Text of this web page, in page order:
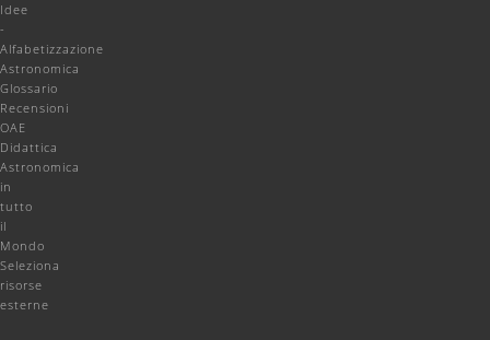
Idee
-
Alfabetizzazione
Astronomica
Glossario
Recensioni
OAE
Didattica
Astronomica
in
tutto
il
Mondo
Seleziona
risorse
esterne